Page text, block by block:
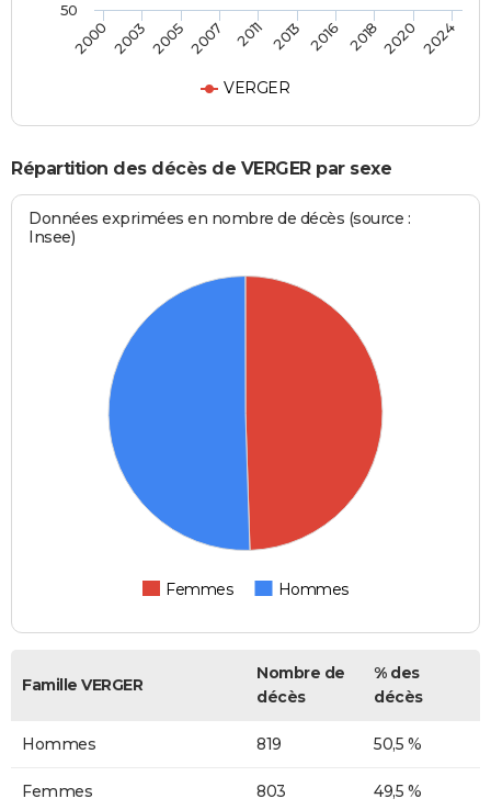
VERGER
2000 200320052007 2011 2013 2016 20182020 2024
50
Répartition des décès de VERGER par sexe
Données exprimées en nombre de décès (source :
Insee)
Femmes Hommes
Famille VERGER
Nombre de
décès
% des
décès
Hommes 819 50,5 %
Femmes 803 49,5 %